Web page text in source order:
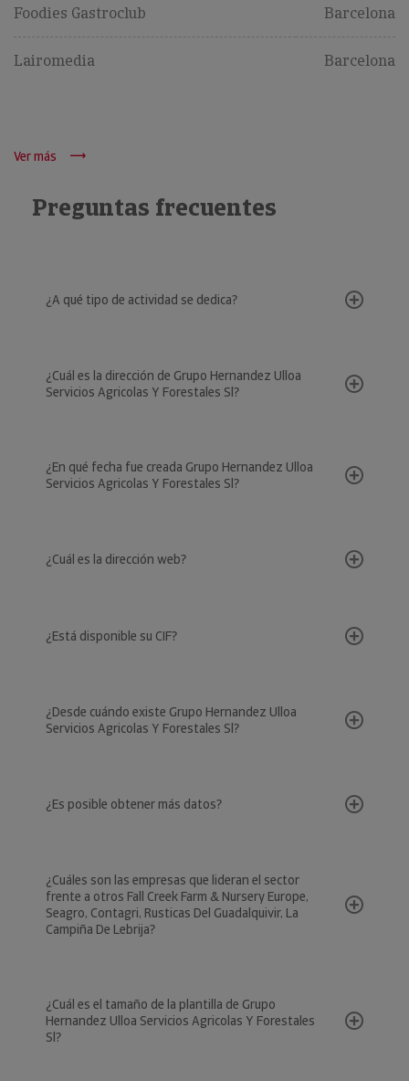
Foodies Gastroclub Barcelona
Lairomedia Barcelona
Ver más
Preguntas frecuentes
¿A qué tipo de actividad se dedica?
¿Cuál es la dirección de Grupo Hernandez Ulloa
Servicios Agricolas Y Forestales Sl?
¿En qué fecha fue creada Grupo Hernandez Ulloa
Servicios Agricolas Y Forestales Sl?
¿Cuál es la dirección web?
¿Está disponible su CIF?
¿Desde cuándo existe Grupo Hernandez Ulloa
Servicios Agricolas Y Forestales Sl?
¿Es posible obtener más datos?
¿Cuáles son las empresas que lideran el sector
frente a otros Fall Creek Farm & Nursery Europe,
Seagro, Contagri, Rusticas Del Guadalquivir, La
Campiña De Lebrija?
¿Cuál es el tamaño de la plantilla de Grupo
Hernandez Ulloa Servicios Agricolas Y Forestales
Sl?